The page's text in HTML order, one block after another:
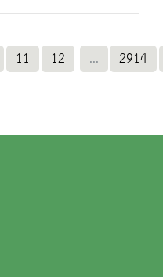
11 12 ... 2914